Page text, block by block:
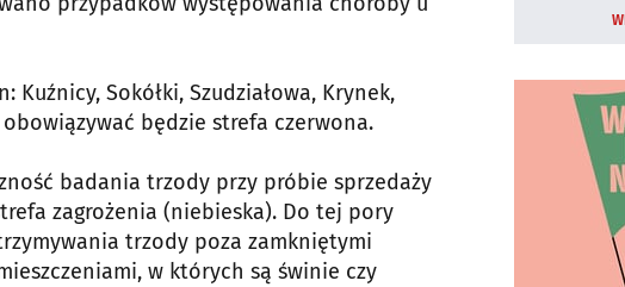
Sokółki, Szudziałowa, Krynek,
będzie strefa czerwona.
badania trzody przy próbie sprzedaży
zagrożenia (niebieska). Do tej pory
trzody poza zamkniętymi
w których są świnie czy